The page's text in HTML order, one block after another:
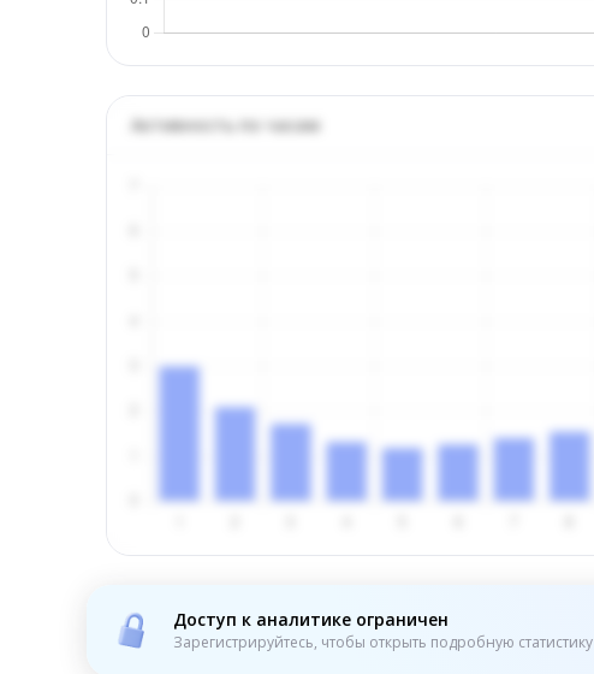
Активность по часам
Доступ к аналитике ограничен
Зарегистрируйтесь, чтобы открыть подробную статистику